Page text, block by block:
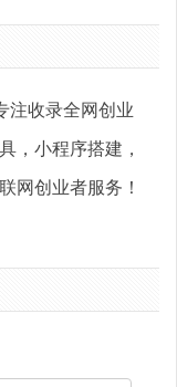
注收录全网创业
，小程序搭建，
网创业者服务！